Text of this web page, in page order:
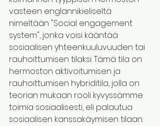
vasteen englannikieliseltä
nimeltään "Social engagement
system", jonka voisi kääntää
sosiaalisen yhteenkuuluvuuden tai
rauhoittumisen tilaksi. Tämä tila on
hermoston aktivoitumisen ja
rauhoittumisen hybriditila, jolla on
teorian mukaan rooli kyvyssämme
toimia sosiaalisesti, eli palautua
sosiaalisen kanssakäymisen tilaan.